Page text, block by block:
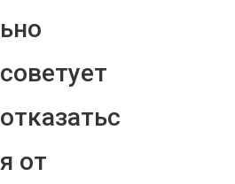
ьно
советует
отказатьс
я от